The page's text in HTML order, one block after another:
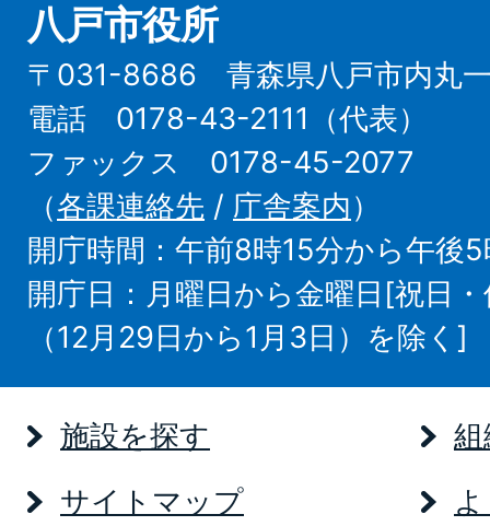
八戸市役所
〒031-8686 青森県八戸市内丸一
電話 0178-43-2111（代表）
ファックス 0178-45-2077
（各課連絡先 / 庁舎案内）
開庁時間：午前8時15分から午後
開庁日：月曜日から金曜日[祝日
（12月29日から1月3日）を除く]
施設を探す
サイトマップ